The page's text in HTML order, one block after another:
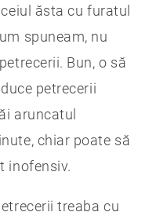
ăsta cu furatul
spuneam, nu
Bun, o să
petrecerii
aruncatul
chiar poate să
inofensiv.
treaba cu